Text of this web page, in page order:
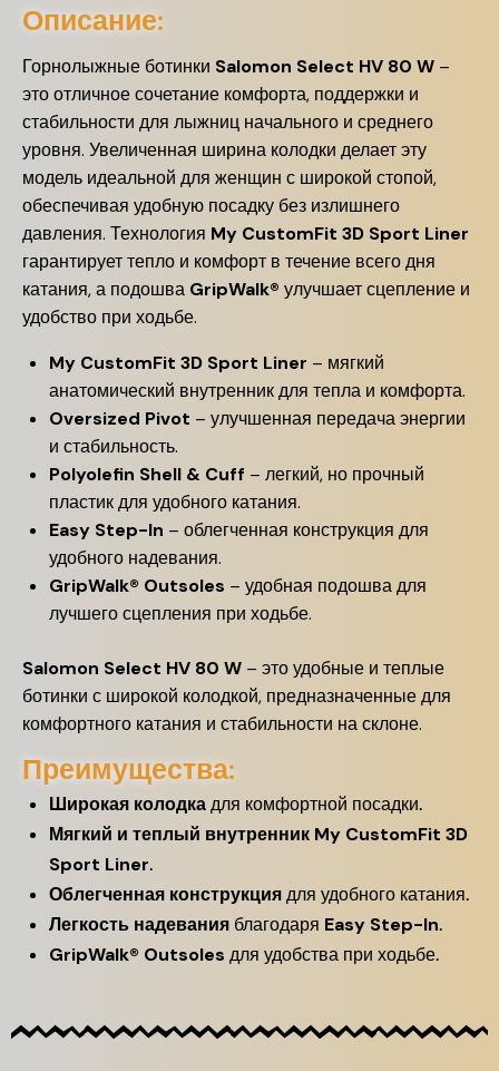
Описание:
Горнолыжные ботинки Salomon Select HV 80 W –
это отличное сочетание комфорта, поддержки и
стабильности для лыжниц начального и среднего
уровня. Увеличенная ширина колодки делает эту
модель идеальной для женщин с широкой стопой,
обеспечивая удобную посадку без излишнего
давления. Технология My CustomFit 3D Sport Liner
гарантирует тепло и комфорт в течение всего дня
катания, а подошва GripWalk® улучшает сцепление и
удобство при ходьбе.
My CustomFit 3D Sport Liner – мягкий
анатомический внутренник для тепла и комфорта.
Oversized Pivot – улучшенная передача энергии
и стабильность.
Polyolefin Shell & Cuff – легкий, но прочный
пластик для удобного катания.
Easy Step-In – облегченная конструкция для
удобного надевания.
GripWalk® Outsoles – удобная подошва для
лучшего сцепления при ходьбе.
Salomon Select HV 80 W – это удобные и теплые
ботинки с широкой колодкой, предназначенные для
комфортного катания и стабильности на склоне.
Преимущества:
Широкая колодкадля комфортной посадки.
Мягкий и теплый внутренник My CustomFit 3D
Sport Liner.
Облегченная конструкциядля удобного катания.
Легкость надевания благодаря Easy Step-In.
GripWalk® Outsoles для удобства при ходьбе.